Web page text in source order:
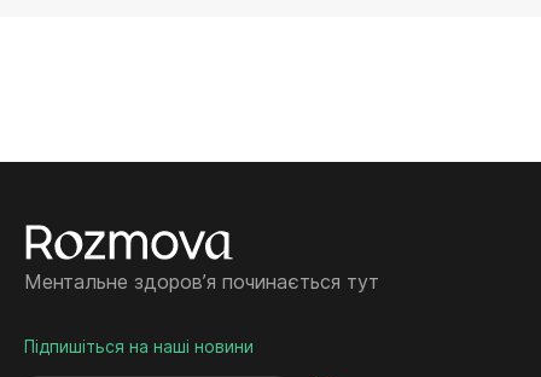
Ментальне здоровʼя починається тут
Підпишіться на наші новини